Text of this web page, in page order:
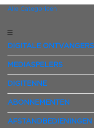
Alle Categorieën
DIGITALE ONTVANGERS
MEDIASPELERS
DIGITENNE
ABONNEMENTEN
AFSTANDBEDIENINGEN